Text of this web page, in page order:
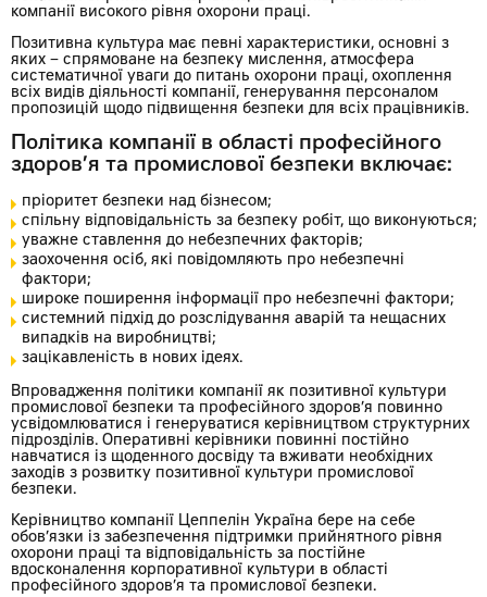
компанії високого рівня охорони праці.
Позитивна культура має певні характеристики, основні з
яких – спрямоване на безпеку мислення, атмосфера
систематичної уваги до питань охорони праці, охоплення
всіх видів діяльності компанії, генерування персоналом
пропозицій щодо підвищення безпеки для всіх працівників.
Політика компанії в області професійного
здоров’я та промислової безпеки включає:
пріоритет безпеки над бізнесом;
спільну відповідальність за безпеку робіт, що виконуються;
уважне ставлення до небезпечних факторів;
заохочення осіб, які повідомляють про небезпечні
фактори;
широке поширення інформації про небезпечні фактори;
системний підхід до розслідування аварій та нещасних
випадків на виробництві;
зацікавленість в нових ідеях.
Впровадження політики компанії як позитивної культури
промислової безпеки та професійного здоров’я повинно
усвідомлюватися і генеруватися керівництвом структурних
підрозділів. Оперативні керівники повинні постійно
навчатися із щоденного досвіду та вживати необхідних
заходів з розвитку позитивної культури промислової
безпеки.
Керівництво компанії Цеппелін Україна бере на себе
обов’язки із забезпечення підтримки прийнятного рівня
охорони праці та відповідальність за постійне
вдосконалення корпоративної культури в області
професійного здоров’я та промислової безпеки.